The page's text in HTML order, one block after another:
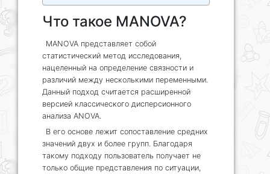
Что такое MANOVA?
MANOVA представляет собой
статистический метод исследования,
нацеленный на определение связности и
различий между несколькими переменными.
Данный подход считается расширенной
версией классического дисперсионного
анализа ANOVA.
В его основе лежит сопоставление средних
значений двух и более групп. Благодаря
такому подходу пользователь получает не
только общие представления по ситуации,